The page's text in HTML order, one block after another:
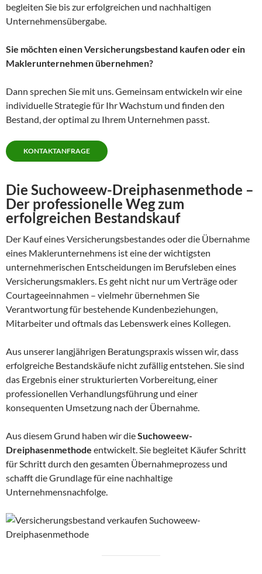
begleiten Sie bis zur erfolgreichen und nachhaltigen
Unternehmensübergabe.
Sie möchten einen Versicherungsbestand kaufen oder ein
Maklerunternehmen übernehmen?
Dann sprechen Sie mit uns. Gemeinsam entwickeln wir eine
individuelle Strategie für Ihr Wachstum und finden den
Bestand, der optimal zu Ihrem Unternehmen passt.
KONTAKTANFRAGE
Die Suchoweew-Dreiphasenmethode –
Der professionelle Weg zum
erfolgreichen Bestandskauf
Der Kauf eines Versicherungsbestandes oder die Übernahme
eines Maklerunternehmens ist eine der wichtigsten
unternehmerischen Entscheidungen im Berufsleben eines
Versicherungsmaklers. Es geht nicht nur um Verträge oder
Courtageeinnahmen – vielmehr übernehmen Sie
Verantwortung für bestehende Kundenbeziehungen,
Mitarbeiter und oftmals das Lebenswerk eines Kollegen.
Aus unserer langjährigen Beratungspraxis wissen wir, dass
erfolgreiche Bestandskäufe nicht zufällig entstehen. Sie sind
das Ergebnis einer strukturierten Vorbereitung, einer
professionellen Verhandlungsführung und einer
konsequenten Umsetzung nach der Übernahme.
Aus diesem Grund haben wir dieSuchoweew-
Dreiphasenmethode entwickelt. Sie begleitet Käufer Schritt
für Schritt durch den gesamten Übernahmeprozess und
schafft die Grundlage für eine nachhaltige
Unternehmensnachfolge.